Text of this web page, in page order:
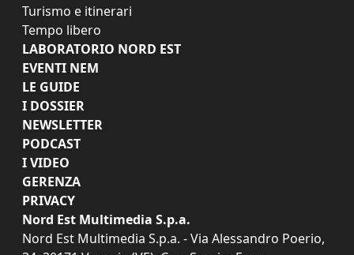
Turismo e itinerari
Tempo libero
LABORATORIO NORD EST
EVENTI NEM
LE GUIDE
I DOSSIER
NEWSLETTER
PODCAST
I VIDEO
GERENZA
PRIVACY
Nord Est Multimedia S.p.a.
Nord Est Multimedia S.p.a. - Via Alessandro Poerio,